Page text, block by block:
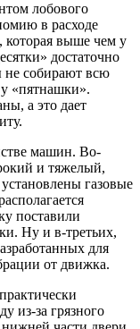
лобового
в расходе
которая выше чем у
достаточно
не собирают всю
у «пятнашки».
а это дает
машин. Во-
и тяжелый,
газовые
поставили
Ну и в-третьих,
для
от движка.
из-за грязного